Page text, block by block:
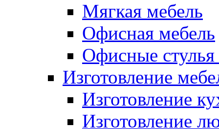
Мягкая мебель
Офисная мебель
Офисные стулья
Изготовление
Изготовление
Изготовление